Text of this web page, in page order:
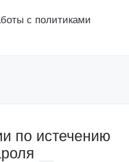
с политиками
по истечению